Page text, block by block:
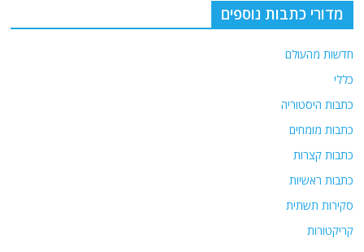
מדורי כתבות נוספים
חדשות מהעולם
כללי
כתבות היסטוריה
כתבות מומחים
כתבות קצרות
כתבות ראשיות
סקירות תשתית
קריקטורות